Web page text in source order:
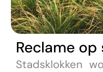
Reclame
Stadsklokken